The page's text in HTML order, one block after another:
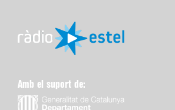
Amb el suport de: